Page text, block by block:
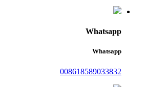
Whatsapp
Whatsapp
008618589033832